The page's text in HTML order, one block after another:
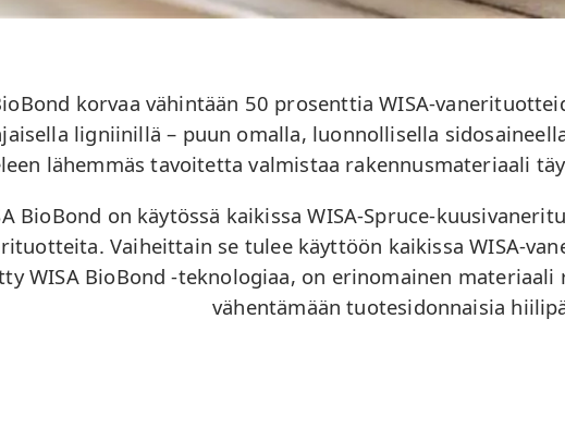
korvaa vähintään 50 prosenttia WISA-
ligniinillä – puun omalla, luonnollisella
lähemmäs tavoitetta valmistaa rakennusmateriaali
BioBond on käytössä kaikissa WISA-Spruce-
Vaiheittain se tulee käyttöön kaikissa WISA-
WISA BioBond -teknologiaa, on erinomainen
vähentämään tuotesidonnaisia